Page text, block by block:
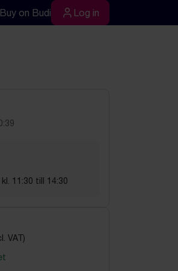
Buy on Budi Log in
Log in
11:30 till 14:30
VAT)